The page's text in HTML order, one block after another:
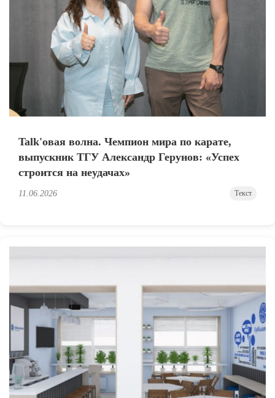
Talk'овая волна. Чемпион мира по карате,
выпускник ТГУ Александр Герунов: «Успех
строится на неудачах»
11.06.2026 Текст